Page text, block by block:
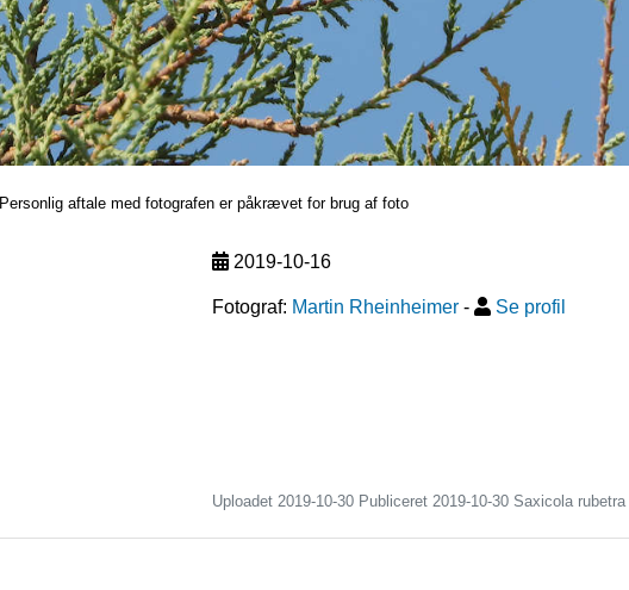
Personlig aftale med fotografen er påkrævet for brug af foto
2019-10-16
Fotograf: Martin Rheinheimer - Se profil
Uploadet 2019-10-30 Publiceret 2019-10-30 Saxicola rubetra